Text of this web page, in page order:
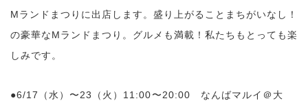
Mランドまつりに出店します。盛り上がることまちがいなし！
の豪華なMランドまつり。グルメも満載！私たちもとっても楽
しみです。
●6/17（水）〜23（火）11:00〜20:00 なんばマルイ＠大